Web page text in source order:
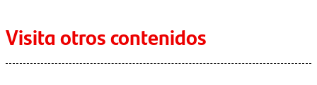
Visita otros contenidos